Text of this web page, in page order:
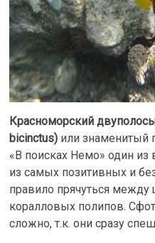
Красноморский
bicinctus) или знаменитый
«В поисках Немо» один
из самых позитивных и
правило прячуться
коралловых полипов.
сложно, т.к. они сразу